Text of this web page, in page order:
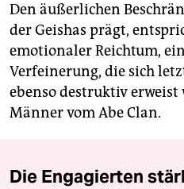
Den äußerlichen
der Geishas prägt,
emotionaler Reichtum,
Verfeinerung, die sich
ebenso destruktiv
Männer vom Abe Clan.
Die Engagierten